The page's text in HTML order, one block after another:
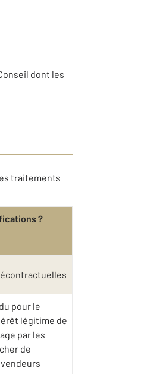
dont les
traitements
?
pour le
légitime de
par les
de